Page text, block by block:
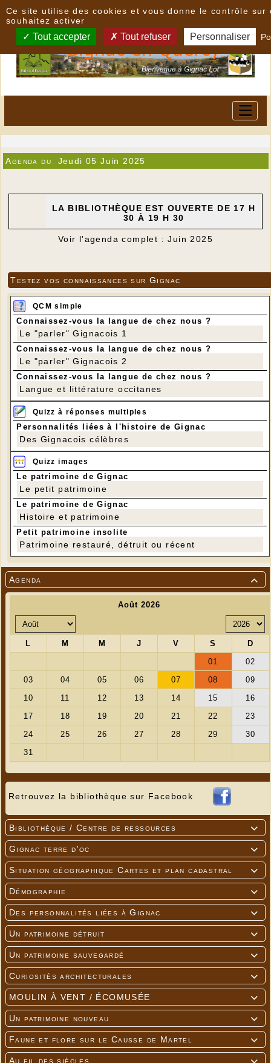

Agenda
Retrouvez la bibliothèque sur Facebook

Bibliothèque / Centre de ressources

Gignac terre d'oc

Situation géographique Cartes et plan cadastral

Démographie

Des personnalités liées à Gignac

Un patrimoine détruit

Un patrimoine sauvegardé

Curiosités architecturales

MOULIN À VENT / ÉCOMUSÉE

Un patrimoine nouveau

Faune et flore sur le Causse de Martel
Au fil des siècles
Agenda du Jeudi 05 Juin 2025
LA BIBLIOTHÈQUE EST OUVERTE DE 17 H
30 À 19 H 30
Voir l'agenda complet : Juin 2025
Testez vos connaissances sur Gignac
QCM simple
Connaissez-vous la langue de chez nous ?
Le "parler" Gignacois 1
Connaissez-vous la langue de chez nous ?
Le "parler" Gignacois 2
Connaissez-vous la langue de chez nous ?
Langue et littérature occitanes
Quizz à réponses multiples
Personnalités liées à l'histoire de Gignac
Des Gignacois célèbres
Quizz images
Le patrimoine de Gignac
Le petit patrimoine
Le patrimoine de Gignac
Histoire et patrimoine
Petit patrimoine insolite
Patrimoine restauré, détruit ou récent
Ce site utilise des cookies et vous donne le contrôle sur
souhaitez activer
Tout accepter Tout refuser Personnaliser